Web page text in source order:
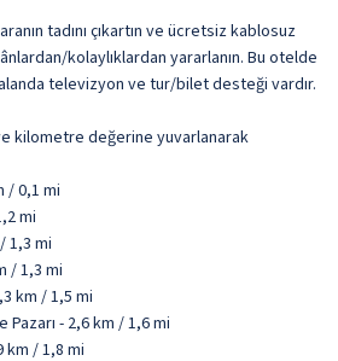
tadını çıkartın ve ücretsiz kablosuz
kolaylıklardan yararlanın. Bu otelde
televizyon ve tur/bilet desteği vardır.
kilometre değerine yuvarlanarak
/ 0,1 mi
mi
1,3 mi
/ 1,3 mi
km / 1,5 mi
Pazarı - 2,6 km / 1,6 mi
km / 1,8 mi